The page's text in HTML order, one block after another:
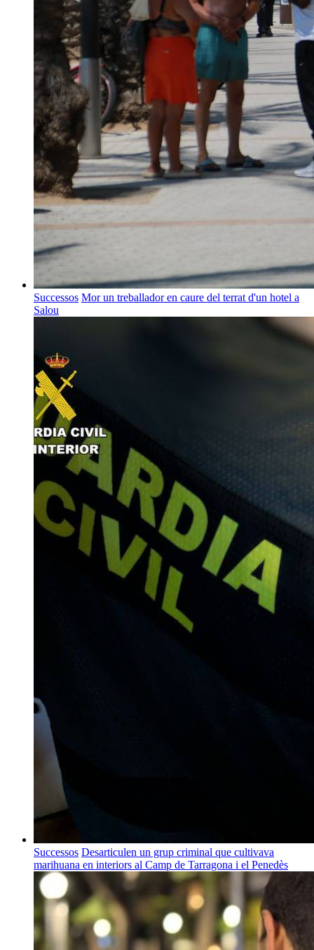
Successos Mor un treballador en caure del terrat d'un hotel a
Salou
Successos Desarticulen un grup criminal que cultivava
marihuana en interiors al Camp de Tarragona i el Penedès